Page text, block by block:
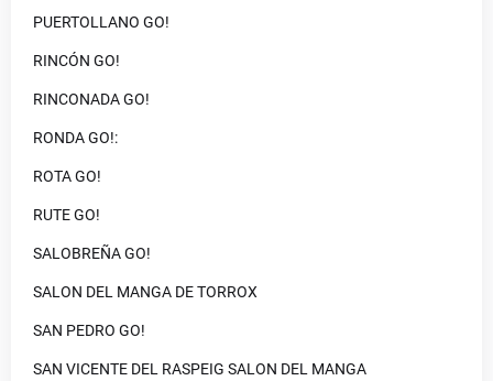
PUERTOLLANO GO!
RINCÓN GO!
RINCONADA GO!
RONDA GO!:
ROTA GO!
RUTE GO!
SALOBREÑA GO!
SALON DEL MANGA DE TORROX
SAN PEDRO GO!
SAN VICENTE DEL RASPEIG SALON DEL MANGA